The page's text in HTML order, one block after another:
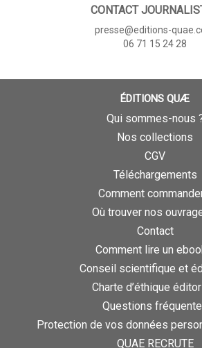
CONTACT
presse@editions-
06 71 15 24 28
ÉDITIONS QUÆ
Qui sommes-nous
Nos collections
CGV
Téléchargements
Comment
Où trouver nos
Contact
Comment lire un
Conseil scientifique et
Charte d’éthique
Questions
Protection de vos données
QUAE RECRUTE